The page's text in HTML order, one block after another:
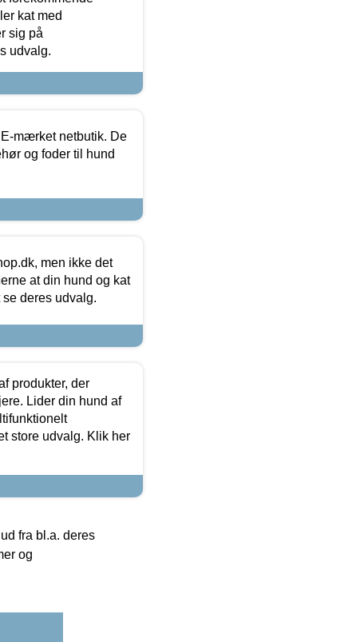
kat med
sig på
udvalg.
mærket netbutik. De
og foder til hund
men ikke det
at din hund og kat
deres udvalg.
produkter, der
Lider din hund af
store udvalg. Klik her
fra bl.a. deres
og